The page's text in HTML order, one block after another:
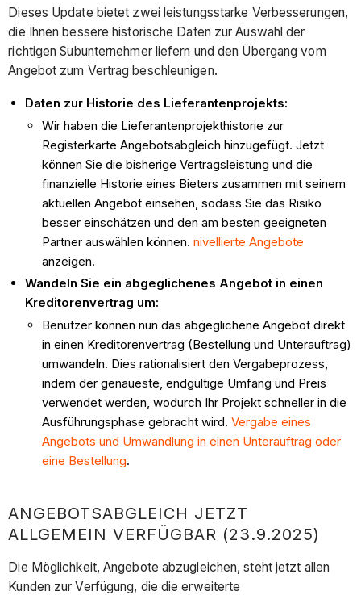
Dieses Update bietet zwei leistungsstarke Verbesserungen,
die Ihnen bessere historische Daten zur Auswahl der
richtigen Subunternehmer liefern und den Übergang vom
Angebot zum Vertrag beschleunigen.
Daten zur Historie des Lieferantenprojekts:
Wir haben die Lieferantenprojekthistorie zur
Registerkarte Angebotsabgleich hinzugefügt. Jetzt
können Sie die bisherige Vertragsleistung und die
finanzielle Historie eines Bieters zusammen mit seinem
aktuellen Angebot einsehen, sodass Sie das Risiko
besser einschätzen und den am besten geeigneten
Partner auswählen können.nivellierte Angebote
anzeigen.
Wandeln Sie ein abgeglichenes Angebot in einen
Kreditorenvertrag um:
Benutzer können nun das abgeglichene Angebot direkt
in einen Kreditorenvertrag (Bestellung und Unterauftrag)
umwandeln. Dies rationalisiert den Vergabeprozess,
indem der genaueste, endgültige Umfang und Preis
verwendet werden, wodurch Ihr Projekt schneller in die
Ausführungsphase gebracht wird.Vergabe eines
Angebots und Umwandlung in einen Unterauftrag oder
eine Bestellung.
ANGEBOTSABGLEICH JETZT
ALLGEMEIN VERFÜGBAR (23.9.2025)
Die Möglichkeit, Angebote abzugleichen, steht jetzt allen
Kunden zur Verfügung, die die erweiterte